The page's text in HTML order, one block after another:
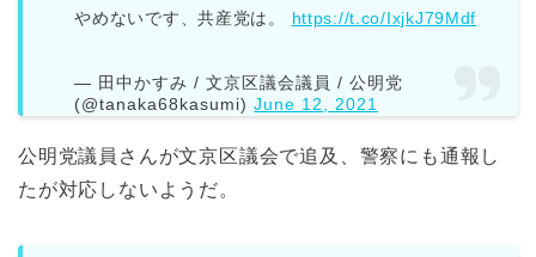
やめないです、共産党は。 https://t.co/IxjkJ79Mdf
— 田中かすみ / 文京区議会議員 / 公明党
(@tanaka68kasumi)June 12, 2021
公明党議員さんが文京区議会で追及、警察にも通報し
たが対応しないようだ。